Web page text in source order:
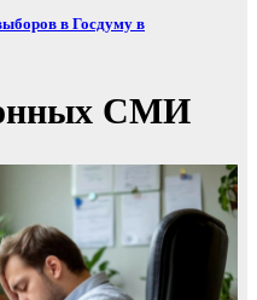
в Госдуму в